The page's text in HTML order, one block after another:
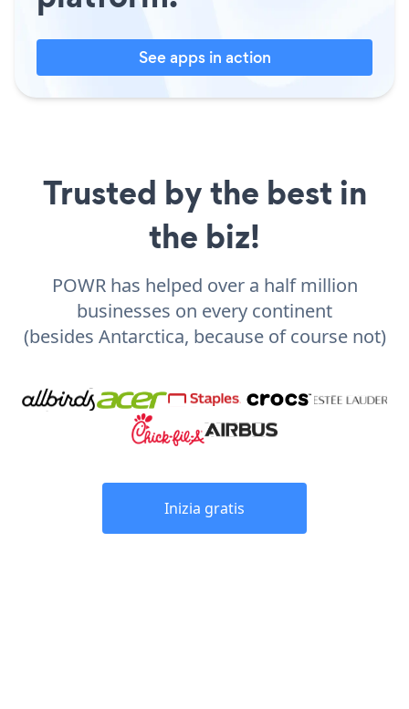
See apps in action
Trusted by the best in
the biz!
POWR has helped over a half million
businesses on every continent
(besides Antarctica, because of course not)
Inizia gratis